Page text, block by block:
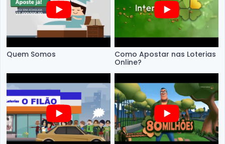
Quem Somos
Como Apostar nas Loterias
Online?